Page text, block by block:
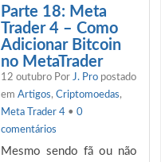
Parte 18: Meta
Trader 4 – Como
Adicionar Bitcoin
no MetaTrader
12 outubro Por J. Propostado
em Artigos, Criptomoedas,
Meta Trader 4• 0
comentários
Mesmo sendo fã ou não